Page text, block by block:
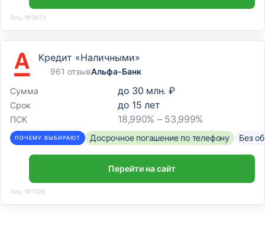
Лиц. №2673
Кредит «Наличными»
961 отзывАльфа-Банк
Сумма
до 30 млн. ₽
Срок до 15 лет
ПСК 18,990% – 53,999%
ПОЧЕМУ ВЫБИРАЮТ Досрочное погашение по телефону Без
Перейти на сайт
Лиц. №1326